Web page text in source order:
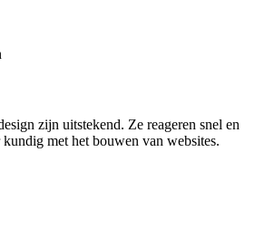
zijn uitstekend. Ze reageren snel en
met het bouwen van websites.